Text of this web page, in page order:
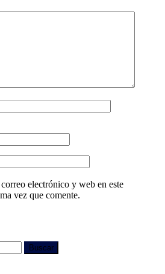
electrónico y web en este
vez que comente.